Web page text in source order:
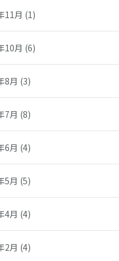
施設紹介
ギャラリー
教室紹介
児童クラブ
11月 (1)
10月 (6)
8月 (3)
7月 (8)
6月 (4)
5月 (5)
4月 (4)
2月 (4)